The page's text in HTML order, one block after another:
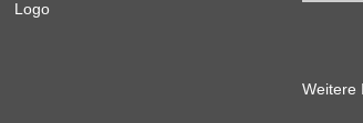
Weitere